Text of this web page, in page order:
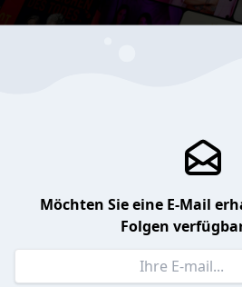
Möchten Sie eine E-Mail
Folgen